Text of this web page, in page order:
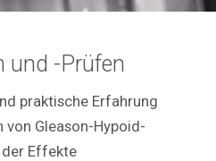
und -Prüfen
praktische Erfahrung
von Gleason-Hypoid-
der Effekte